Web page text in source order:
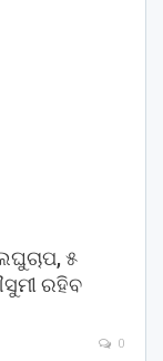
୫
ରହିବ
0